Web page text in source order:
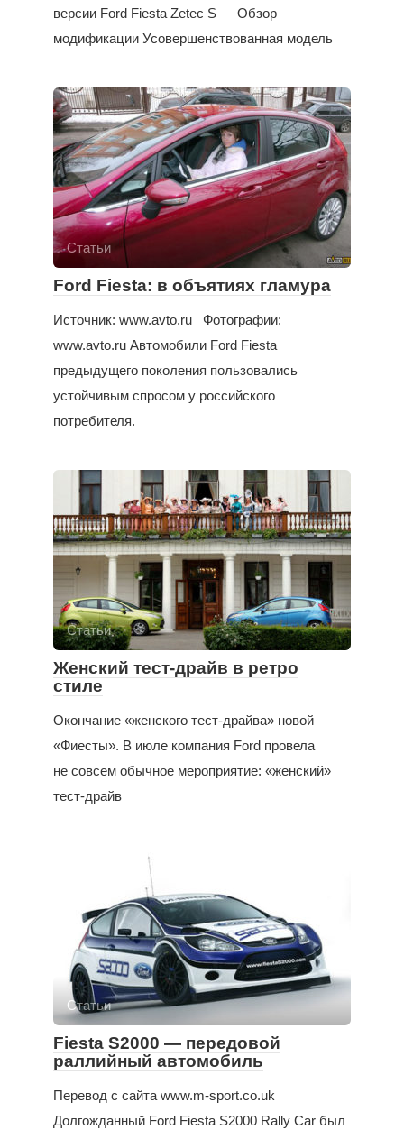
версии Ford Fiesta Zetec S — Обзор
модификации Усовершенствованная модель
Статьи
Ford Fiesta: в объятиях гламура
Источник: www.avto.ru Фотографии:
www.avto.ru Автомобили Ford Fiesta
предыдущего поколения пользовались
устойчивым спросом у российского
потребителя.
Статьи
Женский тест-драйв в ретро
стиле
Окончание «женского тест-драйва» новой
«Фиесты». В июле компания Ford провела
не совсем обычное мероприятие: «женский»
тест-драйв
Статьи
Fiesta S2000 — передовой
раллийный автомобиль
Перевод с сайта www.m-sport.co.uk
Долгожданный Ford Fiesta S2000 Rally Car был